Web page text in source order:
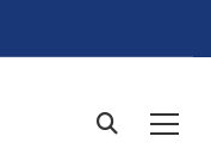
site.searc